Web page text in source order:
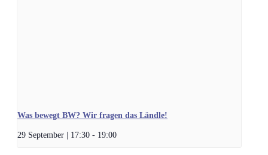
Was bewegt BW? Wir fragen das Ländle!
29 September | 17:30 - 19:00